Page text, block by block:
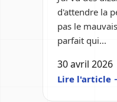
d'attendre la
pas le
parfait qui...
30 avril 2026
Lire l'article